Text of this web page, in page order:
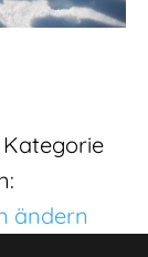
Kategorie
ändern